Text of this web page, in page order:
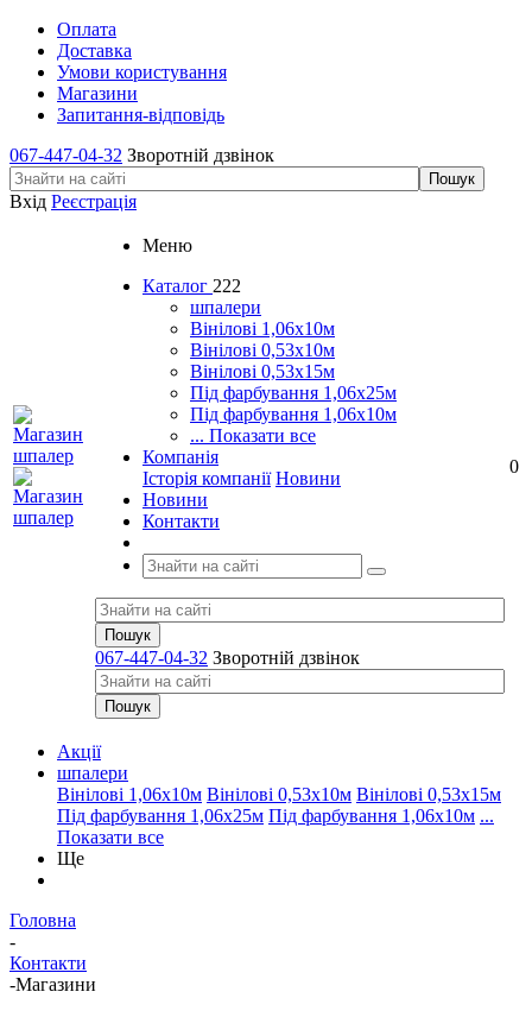
Оплата
Доставка
Умови користування
Магазини
Запитання-відповідь
067-447-04-32 Зворотній дзвінок
Вхід Реєстрація
Меню
Каталог 222
шпалери
Вінілові 1,06х10м
Вінілові 0,53х10м
Вінілові 0,53х15м
Під фарбування 1,06х25м
Під фарбування 1,06х10м
... Показати все
Компанія
Історія компанії Новини
Новини
Контакти
067-447-04-32 Зворотній дзвінок
0
Акції
шпалери
Вінілові 1,06х10м Вінілові 0,53х10м Вінілові 0,53х15м
Під фарбування 1,06х25м Під фарбування 1,06х10м ...
Показати все
Ще
Головна
-
Контакти
-Магазини